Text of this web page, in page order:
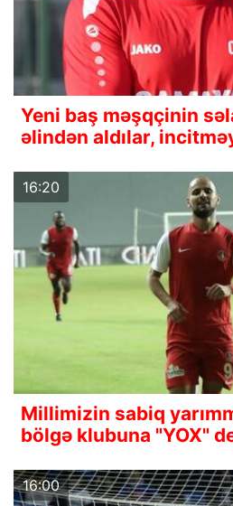
Yeni baş məşqçinin
əlindən aldılar,
16:20
Millimizin sabiq
bölgə klubuna "YOX"
16:00